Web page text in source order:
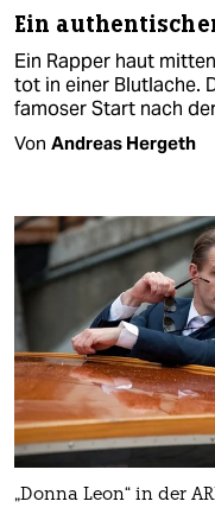
Ein
Ein Rapper haut
tot in einer Blutlache.
famoser Start nach
Von Andreas Hergeth
„Donna Leon“ in der